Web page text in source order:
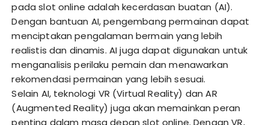
pada slot online adalah kecerdasan buatan (AI).
Dengan bantuan AI, pengembang permainan dapat
menciptakan pengalaman bermain yang lebih
realistis dan dinamis. AI juga dapat digunakan untuk
menganalisis perilaku pemain dan menawarkan
rekomendasi permainan yang lebih sesuai.
Selain AI, teknologi VR (Virtual Reality) dan AR
(Augmented Reality) juga akan memainkan peran
penting dalam masa depan slot online. Dengan VR,